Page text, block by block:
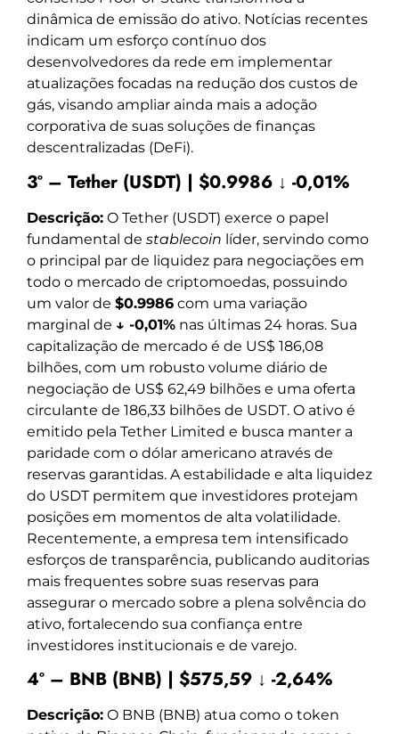
dinâmica de emissão do ativo. Notícias recentes
indicam um esforço contínuo dos
desenvolvedores da rede em implementar
atualizações focadas na redução dos custos de
gás, visando ampliar ainda mais a adoção
corporativa de suas soluções de finanças
descentralizadas (DeFi).
3º – Tether (USDT) | $0.9986 ↓ -0,01%
Descrição: O Tether (USDT) exerce o papel
fundamental de stablecoin líder, servindo como
o principal par de liquidez para negociações em
todo o mercado de criptomoedas, possuindo
um valor de $0.9986 com uma variação
marginal de ↓ -0,01% nas últimas 24 horas. Sua
capitalização de mercado é de US$ 186,08
bilhões, com um robusto volume diário de
negociação de US$ 62,49 bilhões e uma oferta
circulante de 186,33 bilhões de USDT. O ativo é
emitido pela Tether Limited e busca manter a
paridade com o dólar americano através de
reservas garantidas. A estabilidade e alta liquidez
do USDT permitem que investidores protejam
posições em momentos de alta volatilidade.
Recentemente, a empresa tem intensificado
esforços de transparência, publicando auditorias
mais frequentes sobre suas reservas para
assegurar o mercado sobre a plena solvência do
ativo, fortalecendo sua confiança entre
investidores institucionais e de varejo.
4º – BNB (BNB) | $575,59 ↓ -2,64%
Descrição: O BNB (BNB) atua como o token